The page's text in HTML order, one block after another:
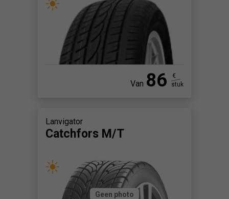
Van 86
€
stuk
Lanvigator
Catchfors M/T
Geen photo